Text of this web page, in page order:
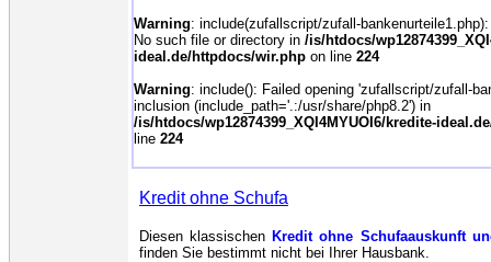
Warning: include(zufallscript/zufall-
No such file or directory in /is/htdocs/
ideal.de/httpdocs/wir.phpon line 224
Warning: include(): Failed opening 'zufallscript/zufall-
inclusion (include_path='.:/usr/share/php8.2') in
/is/htdocs/wp12874399_XQI4MYUOI6/kredite-
line 224
Kredit ohne Schufa
Diesen klassischen Kredit ohne Schufaauskunft
finden Sie bestimmt nicht bei Ihrer Hausbank.